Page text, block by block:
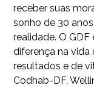
receber suas
sonho de 30
realidade. O
diferença na vida
resultados e de
Codhab-DF,